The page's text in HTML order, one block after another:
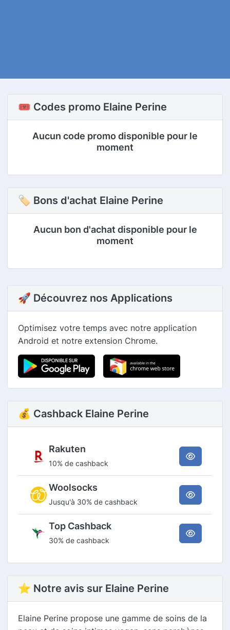
🎟️ Codes promo Elaine Perine
Aucun code promo disponible pour le
moment
🏷 Bons d'achat Elaine Perine
Aucun bon d'achat disponible pour le
moment
🚀 Découvrez nos Applications
Optimisez votre temps avec notre application
Android et notre extension Chrome.
💰 Cashback Elaine Perine
Rakuten
10% de cashback
Woolsocks
Jusqu'à 30% de cashback
Top Cashback
30% de cashback
⭐ Notre avis sur Elaine Perine
Elaine Perine propose une gamme de soins de la